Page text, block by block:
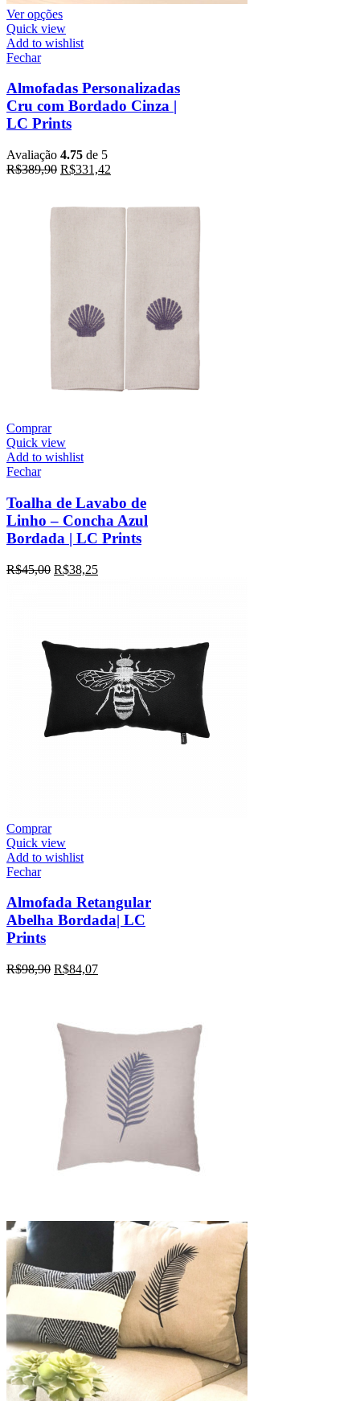
Ver opções
Quick view
Add to wishlist
Fechar
Almofadas Personalizadas
Cru com Bordado Cinza |
LC Prints
Avaliação 4.75 de 5
R$389,90 R$331,42
Comprar
Quick view
Add to wishlist
Fechar
Toalha de Lavabo de
Linho – Concha Azul
Bordada | LC Prints
R$45,00 R$38,25
Comprar
Quick view
Add to wishlist
Fechar
Almofada Retangular
Abelha Bordada| LC
Prints
R$98,90 R$84,07